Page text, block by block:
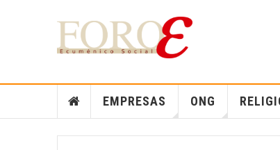
EMPRESAS ONG